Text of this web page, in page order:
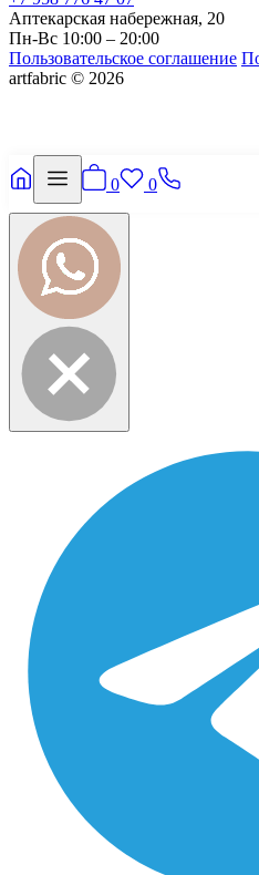
Аптекарская набережная, 20
Пн-Вс 10:00 – 20:00
Пользовательское соглашение
artfabric © 2026
0 0